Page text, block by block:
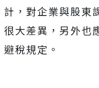
計，對企業與股東
很大差異，另外也
避稅規定。